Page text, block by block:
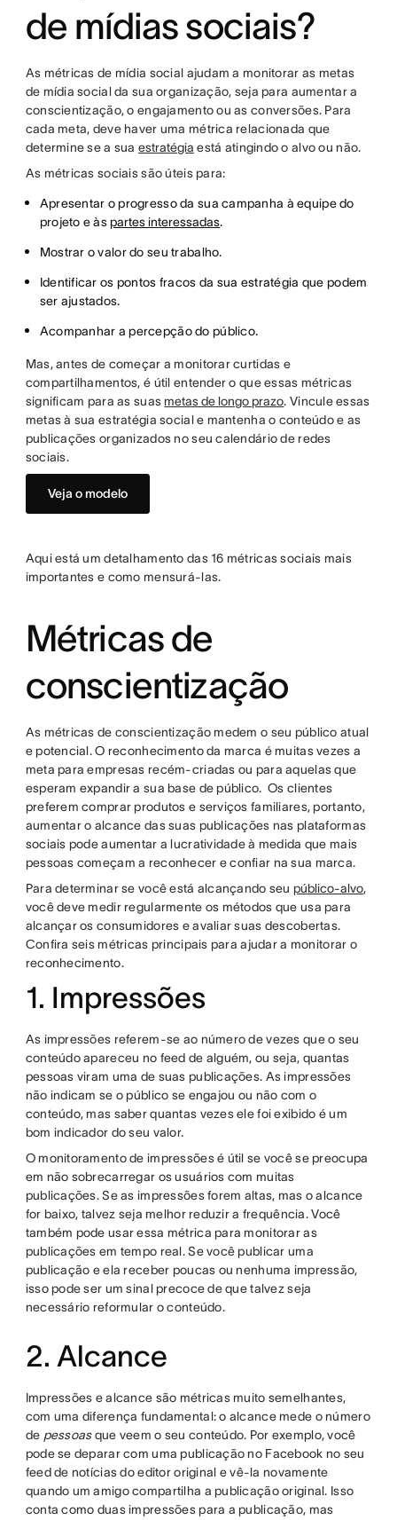
de mídias sociais?
As métricas de mídia social ajudam a monitorar as metas
de mídia social da sua organização, seja para aumentar a
conscientização, o engajamento ou as conversões. Para
cada meta, deve haver uma métrica relacionada que
determine se a sua estratégia está atingindo o alvo ou não.
As métricas sociais são úteis para:
Apresentar o progresso da sua campanha à equipe do
projeto e àspartes interessadas.
Mostrar o valor do seu trabalho.
Identificar os pontos fracos da sua estratégia que podem
ser ajustados.
Acompanhar a percepção do público.
Mas, antes de começar a monitorar curtidas e
compartilhamentos, é útil entender o que essas métricas
significam para as suas metas de longo prazo. Vincule essas
metas à sua estratégia social e mantenha o conteúdo e as
publicações organizados no seu calendário de redes
sociais.
Veja o modelo
Aqui está um detalhamento das 16 métricas sociais mais
importantes e como mensurá-las.
Métricas de
conscientização
As métricas de conscientização medem o seu público atual
e potencial. O reconhecimento da marca é muitas vezes a
meta para empresas recém-criadas ou para aquelas que
esperam expandir a sua base de público. Os clientes
preferem comprar produtos e serviços familiares, portanto,
aumentar o alcance das suas publicações nas plataformas
sociais pode aumentar a lucratividade à medida que mais
pessoas começam a reconhecer e confiar na sua marca.
Para determinar se você está alcançando seu público-alvo,
você deve medir regularmente os métodos que usa para
alcançar os consumidores e avaliar suas descobertas.
Confira seis métricas principais para ajudar a monitorar o
reconhecimento.
1. Impressões
As impressões referem-se ao número de vezes que o seu
conteúdo apareceu no feed de alguém, ou seja, quantas
pessoas viram uma de suas publicações. As impressões
não indicam se o público se engajou ou não com o
conteúdo, mas saber quantas vezes ele foi exibido é um
bom indicador do seu valor.
O monitoramento de impressões é útil se você se preocupa
em não sobrecarregar os usuários com muitas
publicações. Se as impressões forem altas, mas o alcance
for baixo, talvez seja melhor reduzir a frequência. Você
também pode usar essa métrica para monitorar as
publicações em tempo real. Se você publicar uma
publicação e ela receber poucas ou nenhuma impressão,
isso pode ser um sinal precoce de que talvez seja
necessário reformular o conteúdo.
2. Alcance
Impressões e alcance são métricas muito semelhantes,
com uma diferença fundamental: o alcance mede o número
de pessoasque veem o seu conteúdo. Por exemplo, você
pode se deparar com uma publicação no Facebook no seu
feed de notícias do editor original e vê-la novamente
quando um amigo compartilha a publicação original. Isso
conta como duas impressões para a publicação, mas